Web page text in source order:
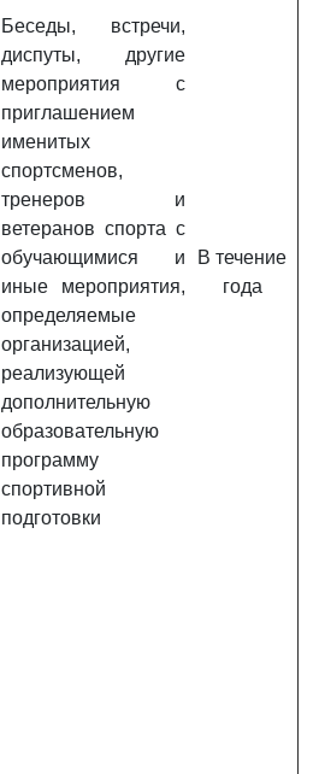
Беседы, встречи,
диспуты, другие
мероприятия с
приглашением
именитых
спортсменов,
тренеров и
ветеранов спорта с
обучающимися и
иные мероприятия,
определяемые
организацией,
реализующей
дополнительную
образовательную
программу
спортивной
подготовки
В течение
года